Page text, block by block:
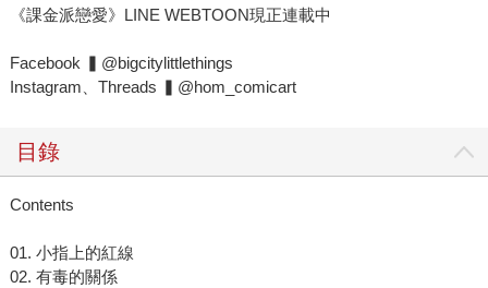
《課金派戀愛》LINE WEBTOON現正連載中
Facebook ▍@bigcitylittlethings
Instagram、Threads ▍@hom_comicart
目錄
Contents
01. 小指上的紅線
02. 有毒的關係